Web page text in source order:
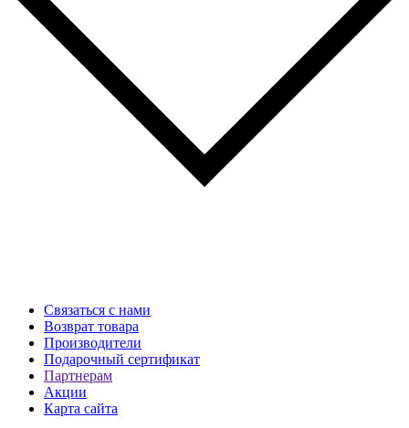
Связаться с нами
Возврат товара
Производители
Подарочный сертификат
Партнерам
Акции
Карта сайта